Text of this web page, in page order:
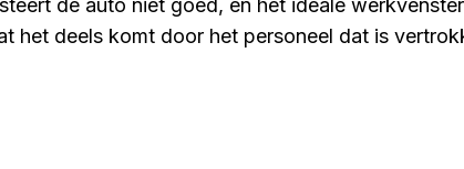
de auto niet goed, en het ideale
het deels komt door het personeel dat is